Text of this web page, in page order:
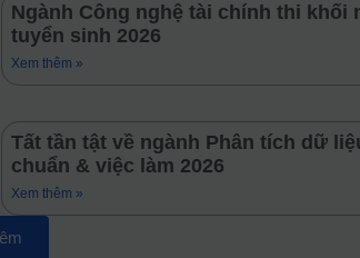
Ngành Công nghệ tài chính thi khối
tuyển sinh 2026
Xem thêm »
Tất tần tật về ngành Phân tích dữ
chuẩn & việc làm 2026
Xem thêm »